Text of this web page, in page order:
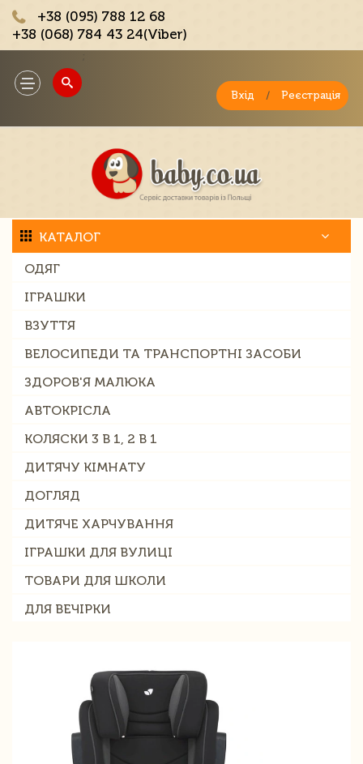
+38 (095) 788 12 68
+38 (068) 784 43 24(Viber)
Toggle
navigation
Вхід / Реєстрація
КАТАЛОГ
ОДЯГ
ІГРАШКИ
ВЗУТТЯ
ВЕЛОСИПЕДИ ТА ТРАНСПОРТНІ ЗАСОБИ
ЗДОРОВ'Я МАЛЮКА
АВТОКРІСЛА
КОЛЯСКИ 3 В 1, 2 В 1
ДИТЯЧУ КІМНАТУ
ДОГЛЯД
ДИТЯЧЕ ХАРЧУВАННЯ
ІГРАШКИ ДЛЯ ВУЛИЦІ
ТОВАРИ ДЛЯ ШКОЛИ
ДЛЯ ВЕЧІРКИ